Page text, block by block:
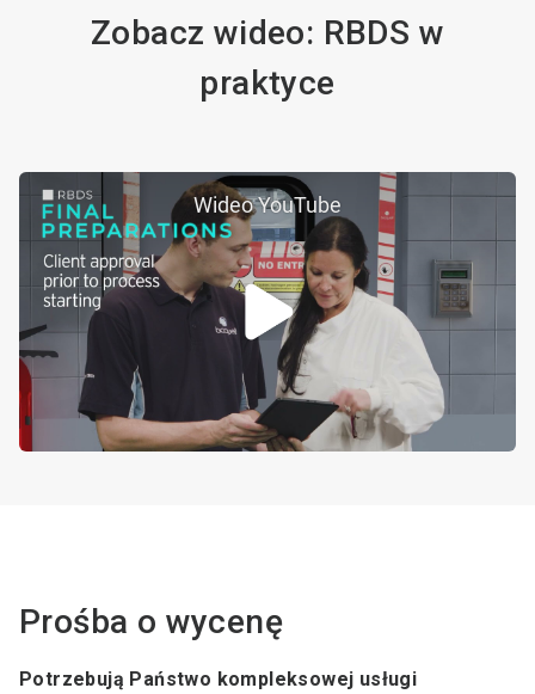
Zobacz wideo: RBDS w
praktyce
Wideo YouTube
Prośba o wycenę
Potrzebują Państwo kompleksowej usługi